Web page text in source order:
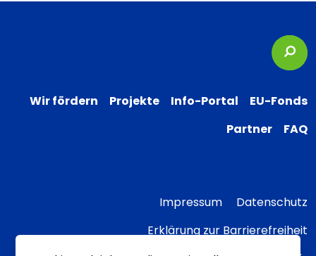
Wir fördern Projekte Info-Portal
EU-Fonds
Partner
FAQ
Impressum
Datenschutz
Erklärung zur Barrierefreiheit